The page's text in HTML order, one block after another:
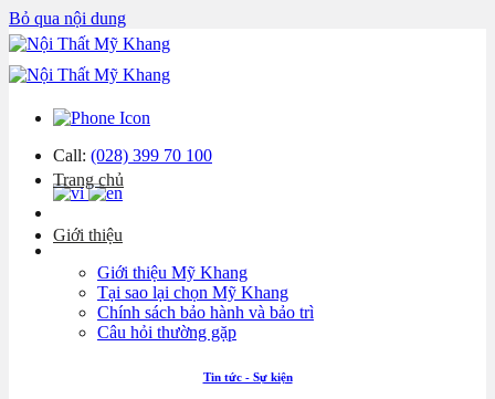
Bỏ qua nội dung
Call: (028) 399 70 100
Trang chủ
Giới thiệu
Giới thiệu Mỹ Khang
Tại sao lại chọn Mỹ Khang
Chính sách bảo hành và bảo trì
Câu hỏi thường gặp
Tin tức - Sự kiện